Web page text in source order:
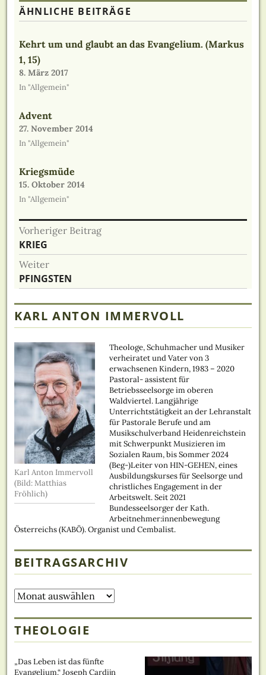
ÄHNLICHE BEITRÄGE
Kehrt um und glaubt an das Evangelium. (Markus
1, 15)
8. März 2017
In "Allgemein"
Advent
27. November 2014
In "Allgemein"
Kriegsmüde
15. Oktober 2014
In "Allgemein"
Beitragsnavigation
Vorheriger Beitrag
Vorheriger
Beitrag:
KRIEG
Weiter
Nächster
Beitrag:
PFINGSTEN
KARL ANTON IMMERVOLL
Karl Anton Immervoll
(Bild: Matthias
Fröhlich)
Theologe, Schuhmacher und Musiker
verheiratet und Vater von 3
erwachsenen Kindern, 1983 – 2020
Pastoral- assistent für
Betriebsseelsorge im oberen
Waldviertel. Langjährige
Unterrichtstätigkeit an der Lehranstalt
für Pastorale Berufe und am
Musikschulverband Heidenreichstein
mit Schwerpunkt Musizieren im
Sozialen Raum, bis Sommer 2024
(Beg-)Leiter von HIN-GEHEN, eines
Ausbildungskurses für Seelsorge und
christliches Engagement in der
Arbeitswelt. Seit 2021
Bundesseelsorger der Kath.
Arbeitnehmer:innenbewegung
Österreichs (KABÖ). Organist und Cembalist.
BEITRAGSARCHIV
Beitragsarchiv
THEOLOGIE
„Das Leben ist das fünfte
Evangelium.“ Joseph Cardijn